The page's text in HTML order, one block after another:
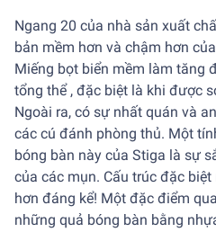
Ngang 20 của nhà sản xuất
bản mềm hơn và chậm hơn
Miếng bọt biển mềm làm tăng
tổng thể , đặc biệt là khi được
Ngoài ra, có sự nhất quán và
các cú đánh phòng thủ. Một
bóng bàn này của Stiga là sự
của các mụn. Cấu trúc đặc
hơn đáng kể! Một đặc điểm
những quả bóng bàn bằng